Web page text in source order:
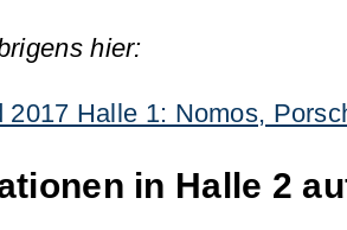
hier:
2017 Halle 1: Nomos,
in Halle 2